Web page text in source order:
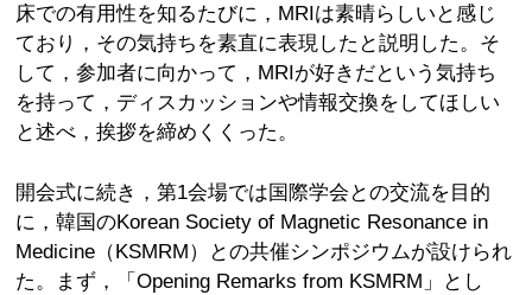
床での有用性を知るたびに，MRIは素晴らしいと感じ
ており，その気持ちを素直に表現したと説明した。そ
して，参加者に向かって，MRIが好きだという気持ち
を持って，ディスカッションや情報交換をしてほしい
と述べ，挨拶を締めくくった。
開会式に続き，第1会場では国際学会との交流を目的
に，韓国のKorean Society of Magnetic Resonance in
Medicine（KSMRM）との共催シンポジウムが設けられ
た。まず，「Opening Remarks from KSMRM」とし